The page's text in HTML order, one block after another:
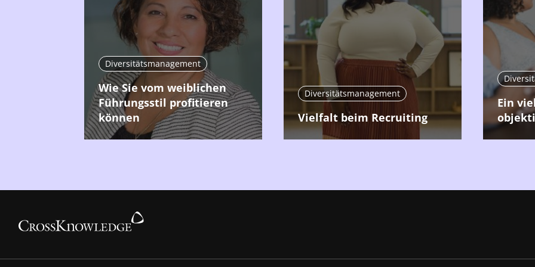
Diversitätsmanagement
Wie Sie vom weiblichen
Führungsstil profitieren
können
Diversitätsmanagement
Vielfalt beim Recruiting
Ein